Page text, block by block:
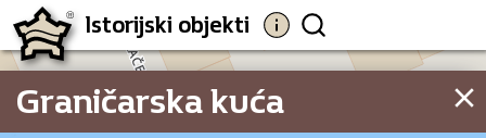
Istorijski objekti
Graničarska kuća